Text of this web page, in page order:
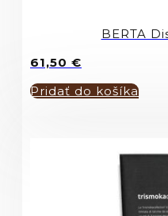
BERTA
61,50 €
Pridať do košíka